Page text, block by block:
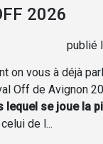
2026
publié
on vous à déjà
Off de Avignon
lequel se joue la
de l...